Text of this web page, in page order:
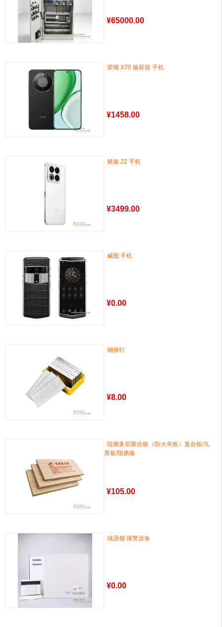
¥65000.00
荣耀 X70 焕新版 手机
¥1458.00
魅族 22 手机
¥3499.00
威图 手机
¥0.00
钢排钉
¥8.00
阻燃多层胶合板（防火夹板）复合板/九
厘板/阻燃板
¥105.00
域适都 报警设备
¥0.00